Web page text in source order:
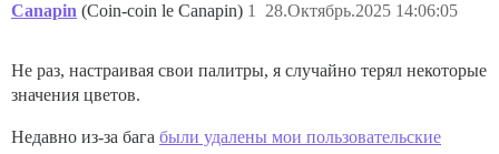
Canapin (Coin-coin le Canapin) 28.Октябрь.2025 14:06:05
1
Не раз, настраивая свои палитры, я случайно терял некоторые
значения цветов.
Недавно из-за бага были удалены мои пользовательские